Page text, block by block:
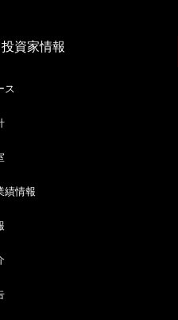
資家情報
ス
績情報